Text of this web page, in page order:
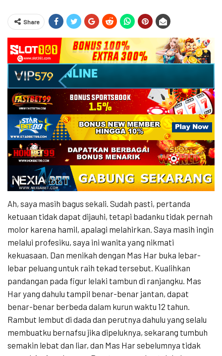
Share
Ah, saya masih bagus sekali. Sudah pasti, pertanda
ketuaan tidak dapat dijauhi, tetapi badanku tidak pernah
molor karena hamil, apalagi melahirkan. Saya masih ingin
melalui profesiku, saya ini wanita yang nikmati
kekuasaan. Dan menikah dengan Mas Har buka lebar-
lebar peluang untuk raih tekad tersebut. Kualihkan
pandangan pada figur lelaki tambun di ranjangku. Mas
Har yang dahulu tampil benar-benar jantan, dapat
benar-benar berbeda dalam kurun waktu 12 tahun.
Rambut lembut di dada dan perutnya dahulu yang selalu
membuatku bernafsu jika dipeluknya, sekarang tumbuh
semakin lebat dan liar, dan Mas Har sebelumnya tidak